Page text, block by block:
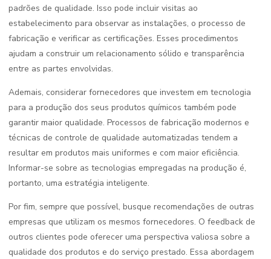
padrões de qualidade. Isso pode incluir visitas ao
estabelecimento para observar as instalações, o processo de
fabricação e verificar as certificações. Esses procedimentos
ajudam a construir um relacionamento sólido e transparência
entre as partes envolvidas.
Ademais, considerar fornecedores que investem em tecnologia
para a produção dos seus produtos químicos também pode
garantir maior qualidade. Processos de fabricação modernos e
técnicas de controle de qualidade automatizadas tendem a
resultar em produtos mais uniformes e com maior eficiência.
Informar-se sobre as tecnologias empregadas na produção é,
portanto, uma estratégia inteligente.
Por fim, sempre que possível, busque recomendações de outras
empresas que utilizam os mesmos fornecedores. O feedback de
outros clientes pode oferecer uma perspectiva valiosa sobre a
qualidade dos produtos e do serviço prestado. Essa abordagem